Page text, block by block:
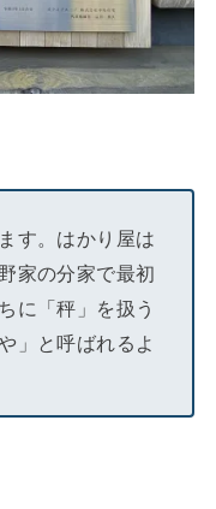
す。はかり屋は
家の分家で最初
に「秤」を扱う
」と呼ばれるよ